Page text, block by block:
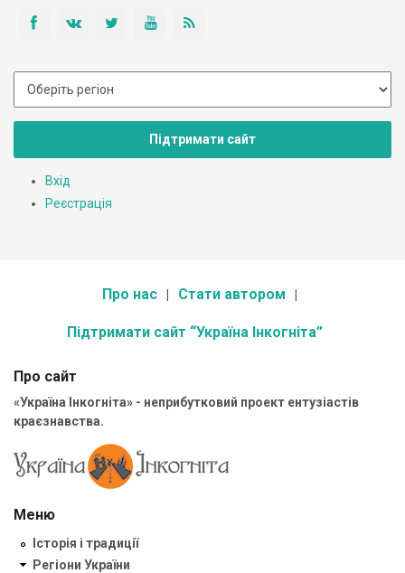
Підтримати сайт
Вхід
Реєстрація
Про нас Стати автором
Підтримати сайт “Україна Інкогніта”
Про сайт
«Україна Інкогніта» - неприбутковий проект ентузіастів
краєзнавства.
Меню
Історія і традиції
Регіони України